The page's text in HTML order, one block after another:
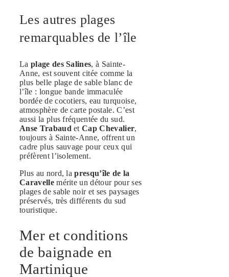
Les autres plages
remarquables de l’île
La plage des Salines, à Sainte-
Anne, est souvent citée comme la
plus belle plage de sable blanc de
l’île : longue bande immaculée
bordée de cocotiers, eau turquoise,
atmosphère de carte postale. C’est
aussi la plus fréquentée du sud.
Anse Trabaud etCap Chevalier,
toujours à Sainte-Anne, offrent un
cadre plus sauvage pour ceux qui
préfèrent l’isolement.
Plus au nord, lapresqu’île de la
Caravellemérite un détour pour ses
plages de sable noir et ses paysages
préservés, très différents du sud
touristique.
Mer et conditions
de baignade en
Martinique